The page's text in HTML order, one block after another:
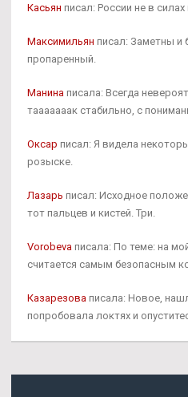
Касьян писал: России не в
Максимильян писал: Заметны и
пропаренный.
Манина писала: Всегда
тааааааак стабильно, с
Оксар писал: Я видела
розыске.
Лазарь писал: Исходное
тот пальцев и кистей. Три.
Vorobeva писала: По теме: на
считается самым безопасным
Казарезова писала: Новое,
попробовала локтях и